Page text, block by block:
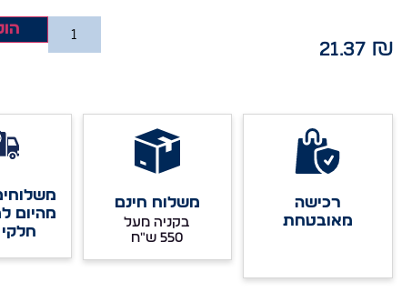
21.37 ₪
רכישה
מאובטחת
משלוח חינם
בקניה מעל
מהיום